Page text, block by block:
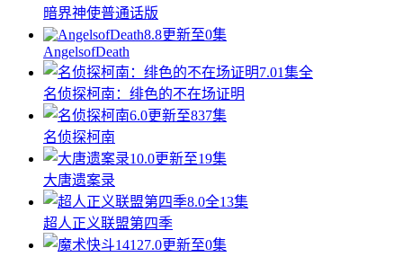
暗界神使普通话版
8.8更新至0集
AngelsofDeath
7.01集全
名侦探柯南：绯色的不在场证明
6.0更新至837集
名侦探柯南
10.0更新至19集
大唐遗案录
8.0全13集
超人正义联盟第四季
7.0更新至0集